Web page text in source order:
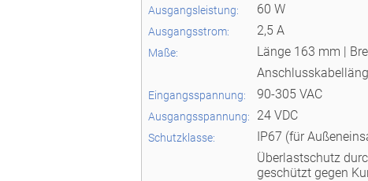
Ausgangsleistung: 60 W
Ausgangsstrom: 2,5 A
Maße:
Länge 163 mm |
Eingangsspannung: 90-305 VAC
Ausgangsspannung: 24 VDC
Schutzklasse:
IP67 (für
Überlastschutz
geschützt gegen